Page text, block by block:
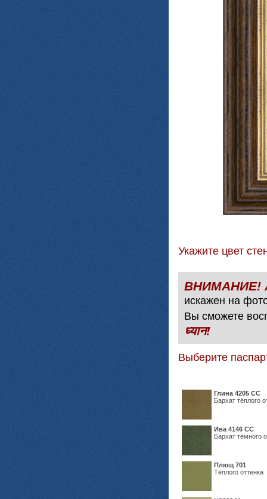
Укажите цвет
искажен на
Вы сможете
ध्यान!
Выберите
Глина 4205 СС
Бархат тёплого
Ива 4146 СС
Бархат тёмного
Плющ 701
Тёплого оттенка